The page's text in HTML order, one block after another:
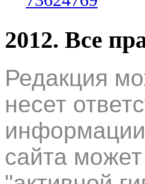
2012. Все
Редакция
несет
сайта